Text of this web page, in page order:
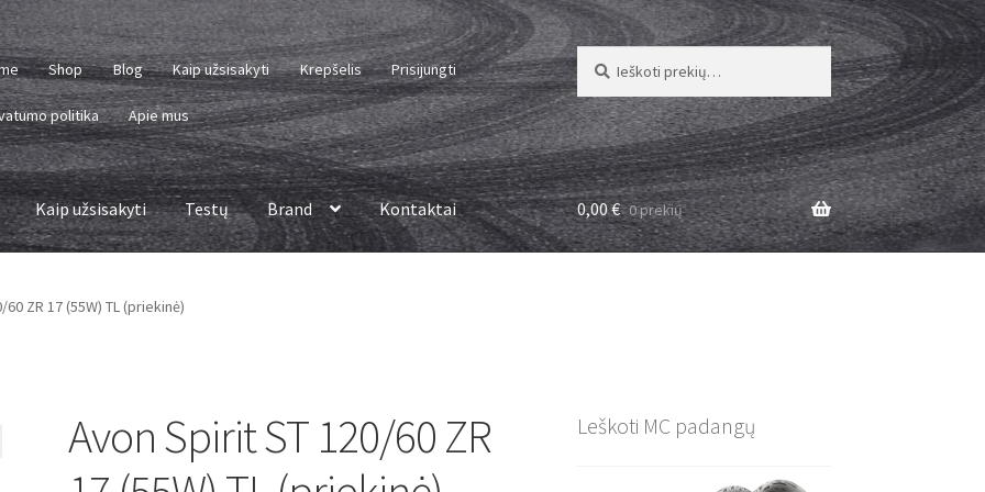
Shop Blog Kaip užsisakyti Krepšelis Prisijungti
politika Apie mus
Ieškoti:
Ieškoti
Kaip užsisakyti Testų Brand Kontaktai 0,00€ 0 prekių
ZR 17 (55W) TL (priekinė)
Avon Spirit ST 120/60 ZR
Leškoti MC padangų